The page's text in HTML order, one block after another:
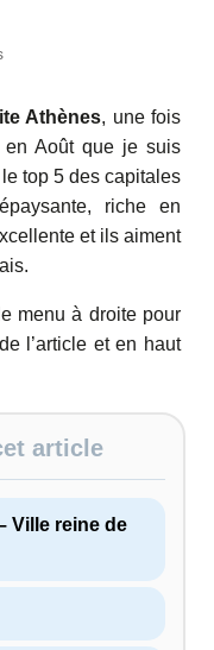
Athènes, une fois
en Août que je suis
top 5 des capitales
riche en
et ils aiment
menu à droite pour
l’article et en haut
article
Ville reine de